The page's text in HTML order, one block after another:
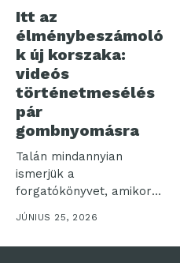
Itt az
élménybeszámoló
k új korszaka:
videós
történetmesélés
pár
gombnyomásra
Talán mindannyian
ismerjük a
forgatókönyvet, amikor
egy felejthetetlen
utazásról hazatérve több
száz...
JÚNIUS 25, 2026